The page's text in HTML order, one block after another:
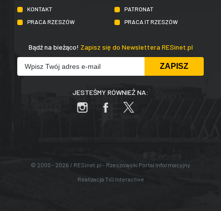
KONTAKT
PATRONAT
PRACA RZESZÓW
PRACA IT RZESZÓW
Bądź na bieżąco! Zapisz się do Newslettera RESinet.pl
JESTEŚMY RÓWNIEŻ NA:
© 2000 - 2026 / RESinet.pl - Rzeszowski Portal Informacyjny
Realizacja TiO Interactive